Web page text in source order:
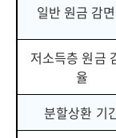
일반 원금 감
저소득층 원금
율
분할상환 기